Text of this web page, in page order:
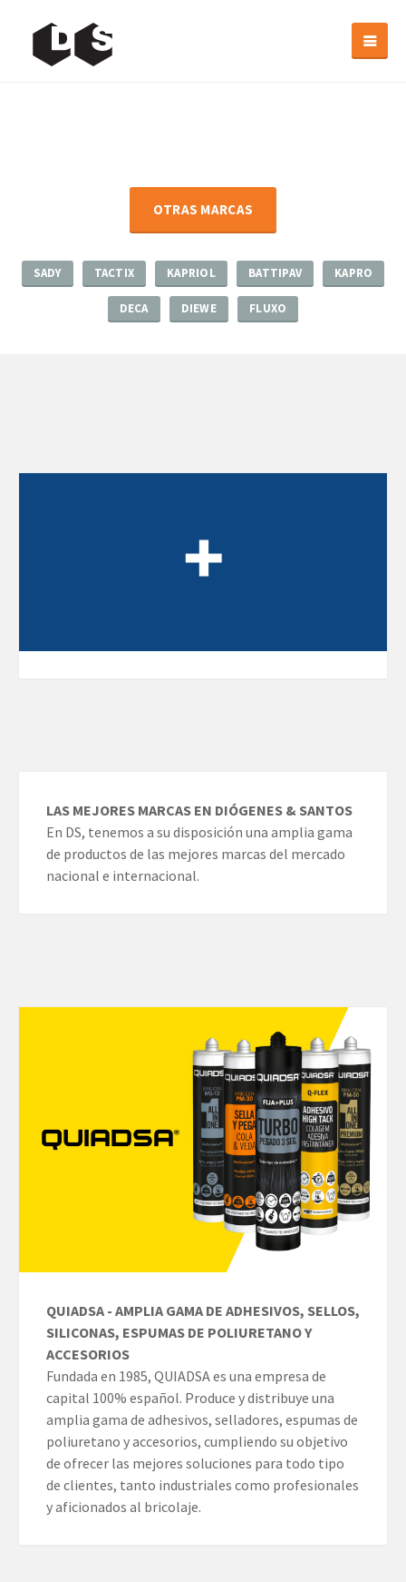
OTRAS MARCAS
SADY TACTIX KAPRIOL BATTIPAV KAPRO
DECA DIEWE FLUXO
LAS MEJORES MARCAS EN DIÓGENES & SANTOS
En DS, tenemos a su disposición una amplia gama
de productos de las mejores marcas del mercado
nacional e internacional.
QUIADSA - AMPLIA GAMA DE ADHESIVOS, SELLOS,
SILICONAS, ESPUMAS DE POLIURETANO Y
ACCESORIOS
Fundada en 1985, QUIADSA es una empresa de
capital 100% español. Produce y distribuye una
amplia gama de adhesivos, selladores, espumas de
poliuretano y accesorios, cumpliendo su objetivo
de ofrecer las mejores soluciones para todo tipo
de clientes, tanto industriales como profesionales
y aficionados al bricolaje.